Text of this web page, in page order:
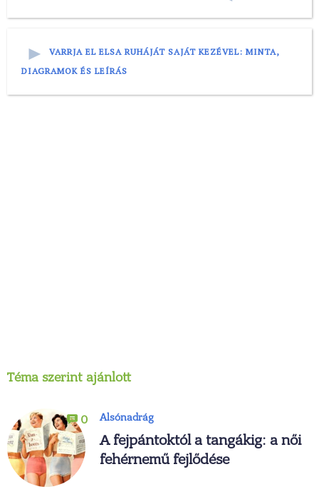
VARRJA EL ELSA RUHÁJÁT SAJÁT KEZÉVEL: MINTA,
DIAGRAMOK ÉS LEÍRÁS
Téma szerint ajánlott
0 Alsónadrág
A fejpántoktól a tangákig: a női
fehérnemű fejlődése